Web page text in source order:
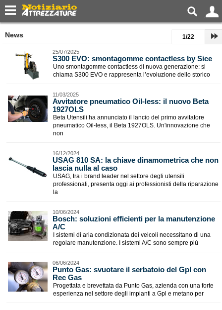
1/22
News
25/07/2025
​S300 EVO: smontagomme contactless by Sice
Uno smontagomme contactless di nuova generazione: si
chiama S300 EVO e rappresenta l’evoluzione dello storico
11/03/2025
Avvitatore pneumatico Oil-less: il nuovo Beta
1927OLS
Beta Utensili ha annunciato il lancio del primo avvitatore
pneumatico Oil-less, il Beta 1927OLS. Un'innovazione che
non
16/12/2024
​USAG 810 SA: la chiave dinamometrica che non
lascia nulla al caso
USAG, tra i brand leader nel settore degli utensili
professionali, presenta oggi ai professionisti della riparazione
la
10/06/2024
Bosch: soluzioni efficienti per la manutenzione
A/C
I sistemi di aria condizionata dei veicoli necessitano di una
regolare manutenzione. I sistemi A/C sono sempre più
06/06/2024
​Punto Gas: svuotare il serbatoio del Gpl con
Rec Gas
Progettata e brevettata da Punto Gas, azienda con una forte
esperienza nel settore degli impianti a Gpl e metano per